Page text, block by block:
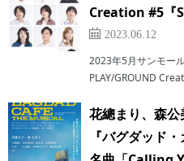
Creation #5『
2023.06.12
2023年5月サンモー
PLAY/GROUND
花總まり、森
『バグダッド